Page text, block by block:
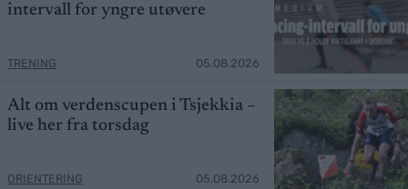
intervall for yngre utøvere
TRENING 05.08.2026
Alt om verdenscupen i Tsjekkia –
live her fra torsdag
ORIENTERING 05.08.2026